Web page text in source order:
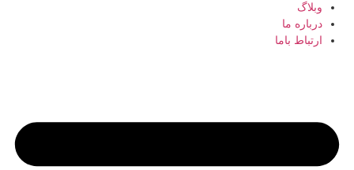
وبلاگ
درباره ما
ارتباط باما